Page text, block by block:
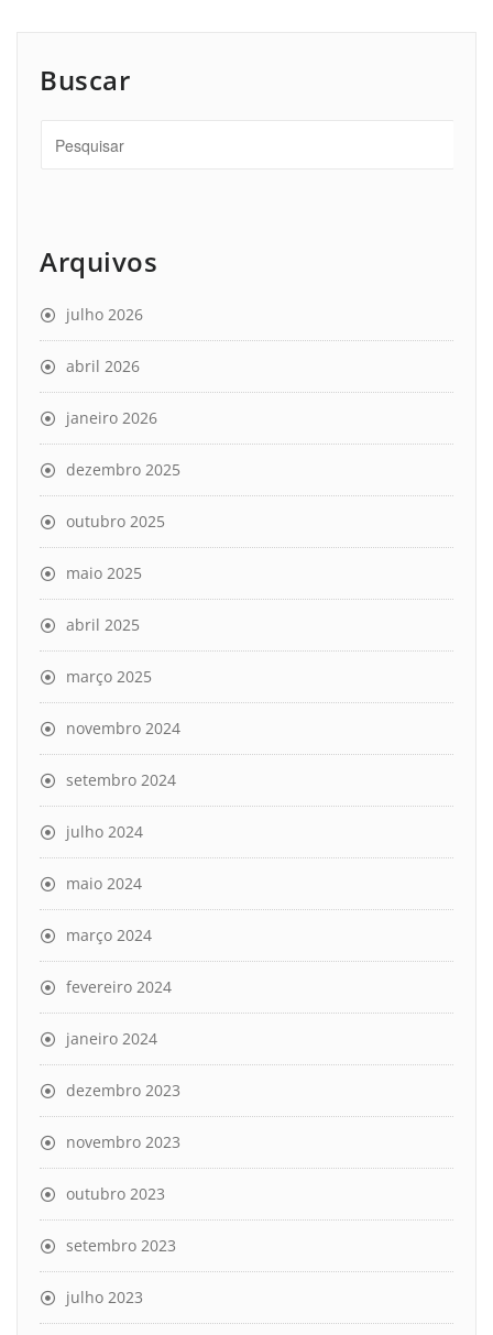
Buscar
Arquivos
julho 2026
abril 2026
janeiro 2026
dezembro 2025
outubro 2025
maio 2025
abril 2025
março 2025
novembro 2024
setembro 2024
julho 2024
maio 2024
março 2024
fevereiro 2024
janeiro 2024
dezembro 2023
novembro 2023
outubro 2023
setembro 2023
julho 2023